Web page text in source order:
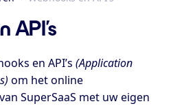
API’s
en API’s (Application
om het online
SuperSaaS met uw eigen